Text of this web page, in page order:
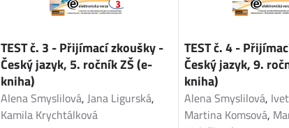
TEST č. 3 - Přijímací zkoušky -
Český jazyk, 5. ročník ZŠ (e-
kniha)
Alena Smyslilová,Jana Ligurská,
Kamila Krychtálková
TEST č. 4 -
Český jazyk, 9.
kniha)
Alena Smyslilová,
Martina Komsová,